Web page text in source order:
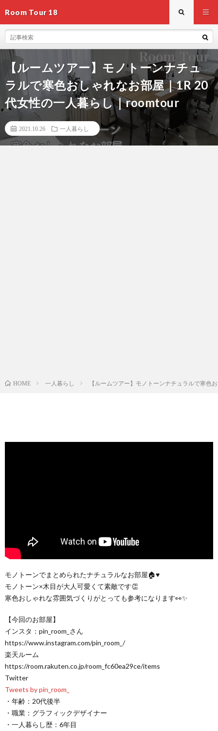
Room Tour 18
【ルームツアー】モノトーンナチュ
ラルで寒色おしゃれなお部屋｜1R 20
代女性の一人暮らし｜roomtour
2021.10.26 一人暮らし
HOME 一人暮らし 【ルームツアー】モノトーンナチュラルで寒
モノトーンでまとめられたナチュラルなお部屋🏠♥
モノトーン×木目が大人可愛くて素敵です👏
寒色おしゃれな雰囲気づくりがとっても参考になります👀✨
【今回のお部屋】
インスタ：pin_room_さん
https://www.instagram.com/pin_room_/
楽天ルーム
https://room.rakuten.co.jp/room_fc60ea29ce/items
Twitter
Tweets by pin_room_
・年齢：20代後半
・職業：グラフィックデザイナー
・一人暮らし歴：6年目